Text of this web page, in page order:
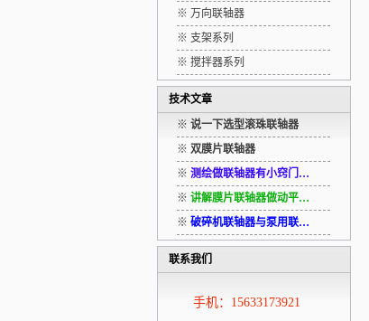
※ 万向联轴器
※ 支架系列
※ 搅拌器系列
技术文章
※ 说一下选型滚珠联轴器
※ 双膜片联轴器
※ 测绘做联轴器有小窍门…
※ 讲解膜片联轴器做动平…
※ 破碎机联轴器与泵用联…
联系我们
手机：15633173921